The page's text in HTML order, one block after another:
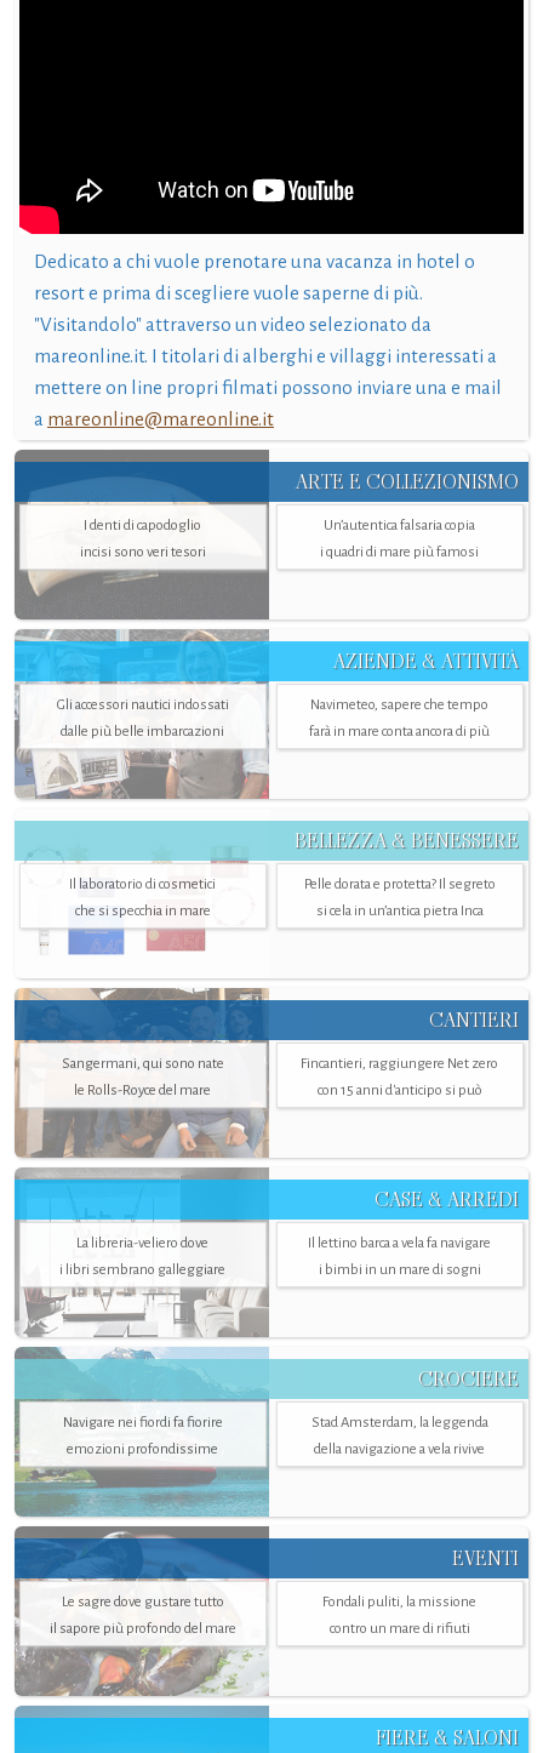
Dedicato a chi vuole prenotare una vacanza in hotel o
resort e prima di scegliere vuole saperne di più.
"Visitandolo" attraverso un video selezionato da
mareonline.it. I titolari di alberghi e villaggi interessati a
mettere on line propri filmati possono inviare una e mail
a mareonline@mareonline.it
ARTE E COLLEZIONISMO
I denti di capodoglio
incisi sono veri tesori
Un’autentica falsaria copia
i quadri di mare più famosi
AZIENDE & ATTIVITÀ
Gli accessori nautici indossati
dalle più belle imbarcazioni
Navimeteo, sapere che tempo
farà in mare conta ancora di più
BELLEZZA & BENESSERE
Il laboratorio di cosmetici
che si specchia in mare
Pelle dorata e protetta? Il segreto
si cela in un’antica pietra Inca
CANTIERI
Sangermani, qui sono nate
le Rolls-Royce del mare
Fincantieri, raggiungere Net zero
con 15 anni d'anticipo si può
CASE & ARREDI
La libreria-veliero dove
i libri sembrano galleggiare
Il lettino barca a vela fa navigare
i bimbi in un mare di sogni
CROCIERE
Navigare nei fiordi fa fiorire
emozioni profondissime
Stad Amsterdam, la leggenda
della navigazione a vela rivive
EVENTI
Le sagre dove gustare tutto
il sapore più profondo del mare
Fondali puliti, la missione
contro un mare di rifiuti
FIERE & SALONI